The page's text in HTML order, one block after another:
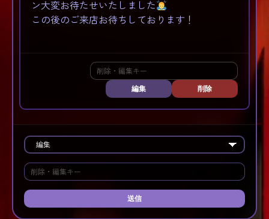
ン大変お待たせいたしました
この後のご来店お待ちしております！
編集 削除
送信